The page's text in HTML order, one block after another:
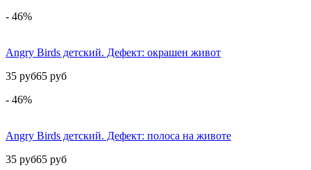
- 46%
Angry Birds детский. Дефект: окрашен живот
35 руб65 руб
- 46%
Angry Birds детский. Дефект: полоса на животе
35 руб65 руб